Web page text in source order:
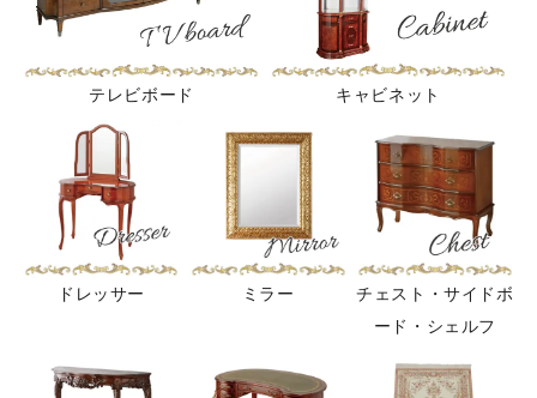
テレビボード キャビネット
ドレッサー ミラー
チェスト・サイドボ
ード・シェルフ